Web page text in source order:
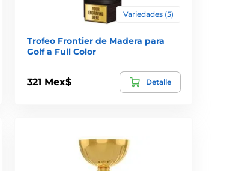
Variedades (5)
Trofeo Frontier de Madera para
Golf a Full Color
321 Mex$ Detalle